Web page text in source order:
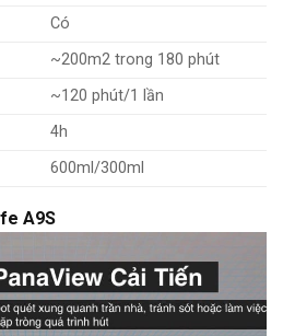
Có
~200m2 trong 180 phút
~120 phút/1 lần
4h
600ml/300ml
A9S